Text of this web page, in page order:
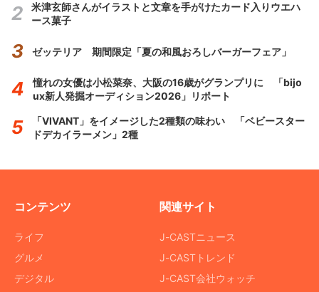
米津玄師さんがイラストと文章を手がけたカード入りウエハ
ース菓子
ゼッテリア 期間限定「夏の和風おろしバーガーフェア」
憧れの女優は小松菜奈、大阪の16歳がグランプリに 「bijo
ux新人発掘オーディション2026」リポート
「VIVANT」をイメージした2種類の味わい 「ベビースター
ドデカイラーメン」2種
コンテンツ
ライフ
グルメ
デジタル
関連サイト
J-CASTニュース
J-CASTトレンド
J-CAST会社ウォッチ